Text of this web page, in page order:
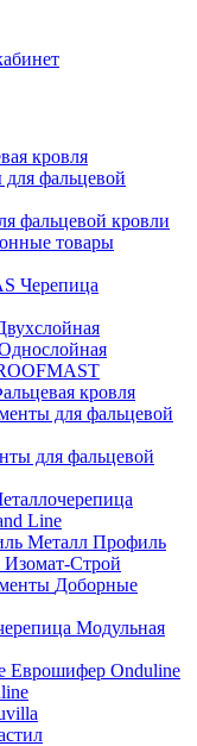
кровля
фальцевой кровли
товары
Черепица
кровля
для фальцевой
Line
Металл Профиль
Изомат-Строй
Доборные
Модульная
Еврошифер Onduline